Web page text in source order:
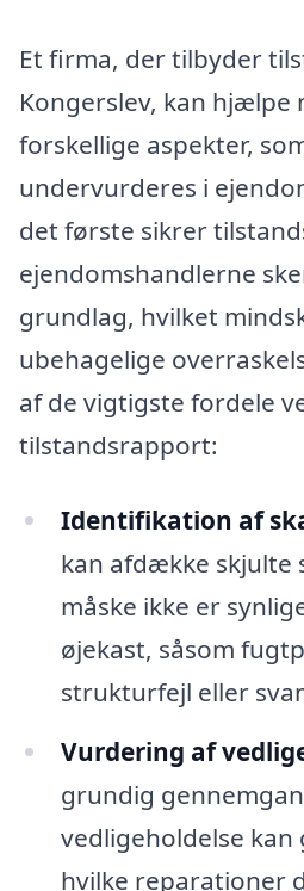
Et firma, der tilbyder
Kongerslev, kan hjælpe
forskellige aspekter,
undervurderes i
det første sikrer
ejendomshandlerne
grundlag, hvilket
ubehagelige
af de vigtigste fordele
tilstandsrapport:
Identifikation af
kan afdække skjulte
måske ikke er
øjekast, såsom
strukturfejl eller
Vurdering af
grundig
vedligeholdelse kan
hvilke reparationer